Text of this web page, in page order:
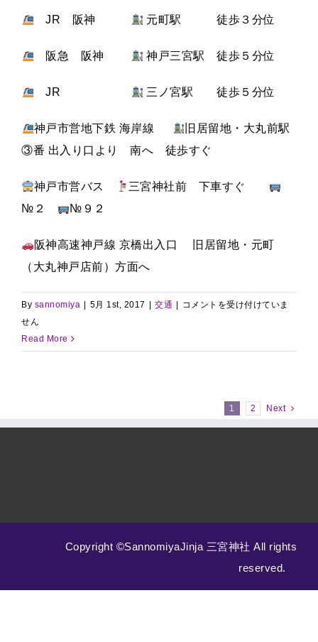
JR 阪神 元町駅 徒歩３分位
阪急 阪神 神戸三宮駅 徒歩５分位
JR 三ノ宮駅 徒歩５分位
神戸市営地下鉄 海岸線
旧居留地・大丸前駅
③番 出入り口より 南へ 徒歩すぐ
神戸市営バス
三宮神社前 下車すぐ
№２
№９２
阪神高速神戸線 京橋出入口 旧居留地・元町
（大丸神戸店前）方面へ
By sannomiya 5月 1st, 2017 交通
交
コメントを受け付けていま
せん
Read More
1 2 Next
Copyright ©SannomiyaJinja 三宮神社 All rights
reserved.